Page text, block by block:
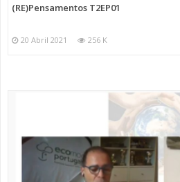
(RE)Pensamentos T2EP01
20 Abril 2021 256 K